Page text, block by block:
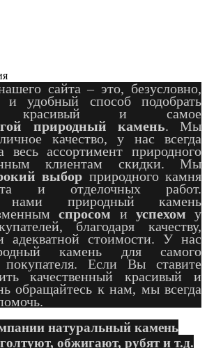
сайта – это, безусловно,
удобный способ подобрать
красивый и самое
природный камень. Мы
качество, у нас всегда
ассортимент природного
клиентам скидки. Мы
выбор природного камня
и отделочных работ.
нами природный камень
спросом и успехом у
благодаря качеству,
адекватной стоимости. У нас
камень для самого
покупателя. Если Вы ставите
качественный красивый и
обращайтесь к нам, мы всегда
натуральный камень
обжигают, рубят и т.д.